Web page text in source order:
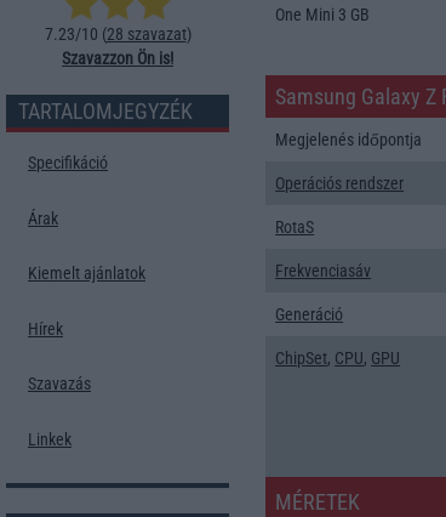
7.23/10 (28 szavazat)
Szavazzon Ön is!
TARTALOMJEGYZÉK
Specifikáció
Árak
Kiemelt ajánlatok
Hírek
Szavazás
Linkek
One Mini 3 GB
Samsung Galaxy Z
Megjelenés időpontja
Operációs rendszer
RotaS
Frekvenciasáv
Generáció
ChipSet, CPU, GPU
MÉRETEK